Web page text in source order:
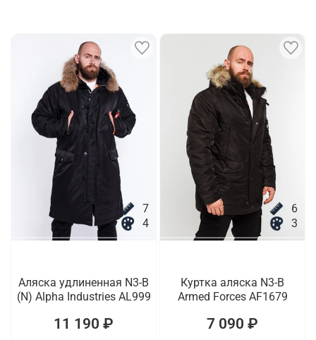
7
4
Аляска удлиненная N3-B
(N) Alpha Industries AL999
11 190 ₽
6
3
Куртка аляска N3-B
Armed Forces AF1679
7 090 ₽